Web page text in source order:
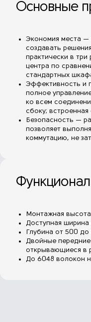
Основные
Экономия места —
создавать
практически в
центра по
стандартных
Эффективность и
полное
ко всем
сбоку;
Безопасность —
позволяет
коммутацию, не
Функционал
Монтажная
Доступная
Глубина от 500
Двойные
открывающиеся в
До 6048 волокон